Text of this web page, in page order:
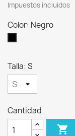
Impuestos incluidos
Color: Negro
Talla: S
Cantidad
